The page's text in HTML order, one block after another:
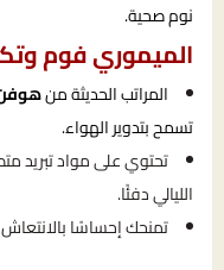
نوم صحية.
الميموري فوم
المراتب الحديثة من
تسمح بتدوير الهواء.
تحتوي على مواد تبريد
الليالي دفئًا.
تمنحك إحساسًا